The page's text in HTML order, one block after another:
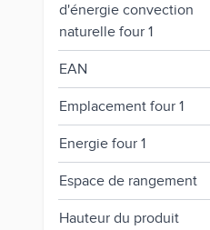
d'énergie convection
naturelle four 1
EAN
Emplacement four 1
Energie four 1
Espace de rangement
Hauteur du produit